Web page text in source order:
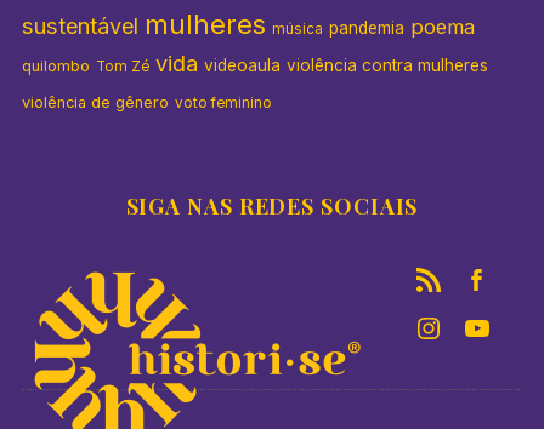
sustentável mulheres música pandemia poema
quilombo Tom Zé vida videoaula violência contra mulheres
violência de gênero voto feminino
SIGA NAS REDES SOCIAIS